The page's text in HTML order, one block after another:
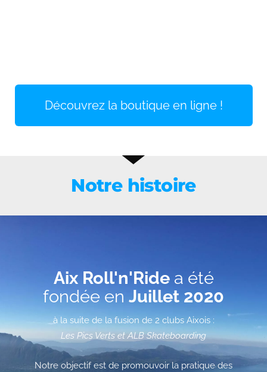
Découvrez la boutique en ligne !
Notre histoire
Aix Roll'n'Ridea été
fondée en Juillet 2020
à la suite de la fusion de 2 clubs Aixois :
Les Pics Verts et ALB Skateboarding
Notre objectif est de promouvoir la pratique des